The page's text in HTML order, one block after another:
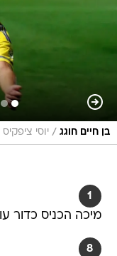
בן חיים חוגג / יוסי ציפקיס
1
מיכה הכניס כדור
8